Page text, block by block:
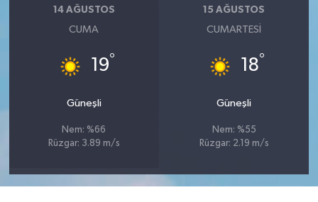
14 AĞUSTOS
CUMA
19°
Güneşli
Nem: %66
Rüzgar: 3.89 m/s
15 AĞUSTOS
CUMARTESI
18°
Güneşli
Nem: %55
Rüzgar: 2.19 m/s
Politika
YEREL
BÖLGEDEN
BİLİM TEKNOLOJİ